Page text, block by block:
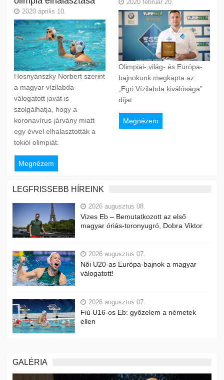
2020 április 10.
Hosnyánszky Norbert szerint
a magyar vízilabda-
válogatott javát is
szolgálhatja, hogy a
koronavírus-járvány miatt
egy évvel elhalasztották a
tokiói olimpiát.
Megnézem
2020 február 20.
Olimpiai-,világ- és Európa-
bajnokunk megkapta az
„Egri Vízilabda kiválósága”
díjat.
Megnézem
LEGFRISSEBB HÍREINK
2026 augusztus 08.
Vizes Eb – Bemutatkozott az első
magyar óriás-toronyugró, Dobra Viktor
2026 augusztus 07.
Női U20-as Európa-bajnok a magyar
válogatott!
2026 augusztus 07.
Fiú U16-os Eb: győzelem a németek
ellen
GALÉRIA